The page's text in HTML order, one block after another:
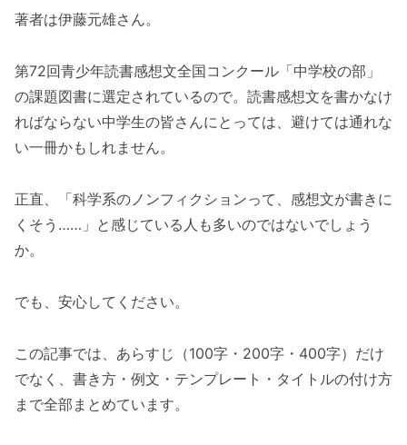
著者は伊藤元雄さん。
第72回青少年読書感想文全国コンクール「中学校の部」
の課題図書に選定されているので。読書感想文を書かなけ
ればならない中学生の皆さんにとっては、避けては通れな
い一冊かもしれません。
正直、「科学系のノンフィクションって、感想文が書きに
くそう……」と感じている人も多いのではないでしょう
か。
でも、安心してください。
この記事では、あらすじ（100字・200字・400字）だけ
でなく、書き方・例文・テンプレート・タイトルの付け方
まで全部まとめています。